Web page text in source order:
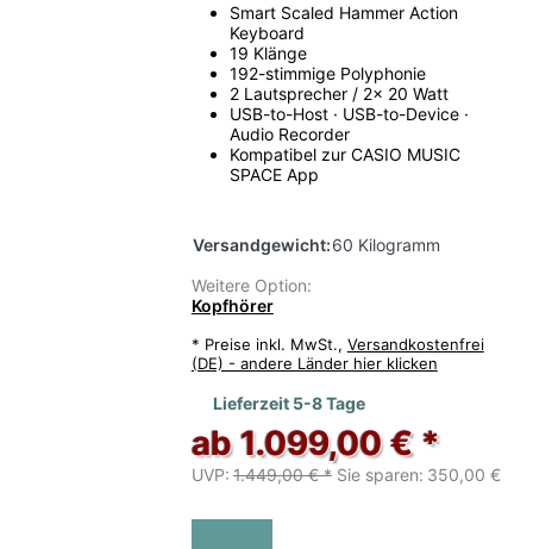
Smart Scaled Hammer Action
Keyboard
19 Klänge
192-stimmige Polyphonie
2 Lautsprecher / 2x 20 Watt
USB-to-Host · USB-to-Device ·
Audio Recorder
Kompatibel zur CASIO MUSIC
SPACE App
Versandgewicht:60 Kilogramm
Weitere Option:
Kopfhörer
* Preise inkl. MwSt., Versandkostenfrei
(DE) - andere Länder hier klicken
Lieferzeit 5-8 Tage
ab 1.099,00 € *
UVP: 1.449,00 € * Sie sparen: 350,00 €